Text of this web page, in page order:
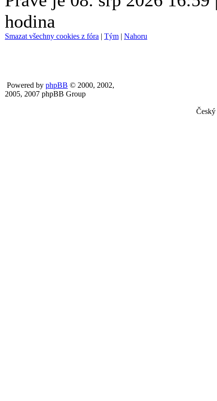
hodina
Smazat všechny cookies z fóra | Tým | Nahoru
Powered by phpBB © 2000, 2002,
2005, 2007 phpBB Group